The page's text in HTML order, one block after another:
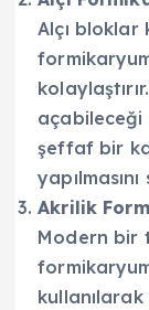
Alçı bloklar
açabileceği
şeffaf bir
Akrilik
Modern bir